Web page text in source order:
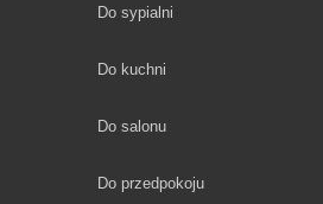
Fototapety
Do sypialni
Fototapety
Do kuchni
Fototapety
Do salonu
Fototapety
Do przedpokoju